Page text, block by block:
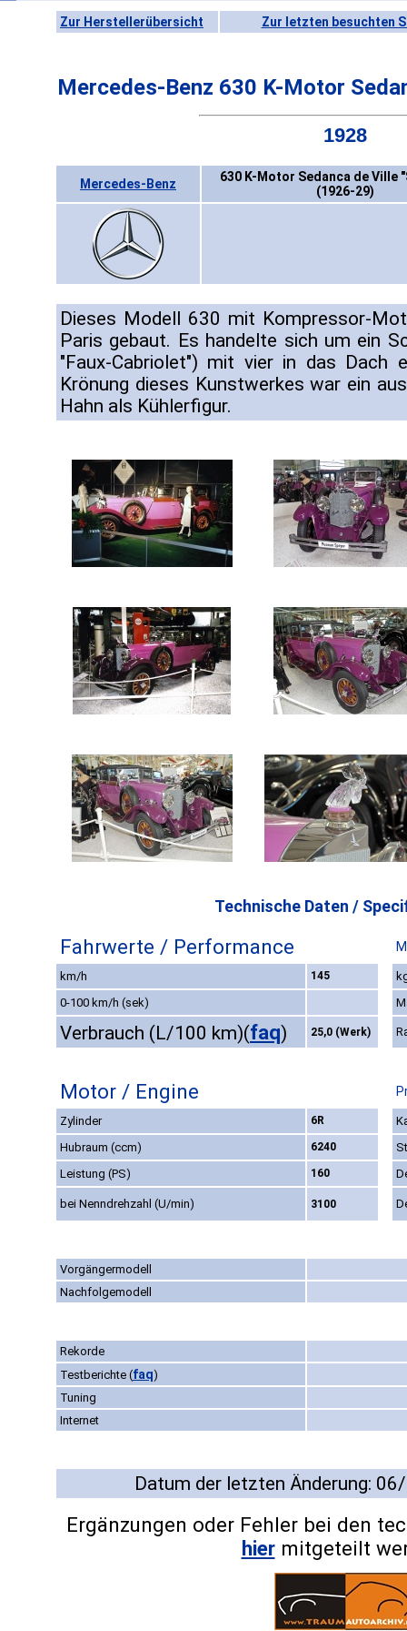
Zur Herstellerübersicht Zur letzten besuchten
Mercedes-Benz 630 K-Motor
1928
Mercedes-Benz
630 K-Motor Sedanca de Ville
(1926-29)
Dieses Modell 630 mit Kompressor-
Paris gebaut. Es handelte sich um ein
"Faux-Cabriolet") mit vier in das Dach
Krönung dieses Kunstwerkes war ein
Hahn als Kühlerfigur.
Technische Daten /
Fahrwerte / Performance
km/h 145
0-100 km/h (sek)
Verbrauch (L/100 km)(faq) 25,0 (Werk)
Motor / Engine
Zylinder 6R
Hubraum (ccm)
6240
Leistung (PS)
160
bei Nenndrehzahl (U/min) 3100
Vorgängermodell
Nachfolgemodell
Rekorde
Testberichte (faq)
Tuning
Internet
Datum der letzten Änderung:
Ergänzungen oder Fehler bei den
hiermitgeteilt